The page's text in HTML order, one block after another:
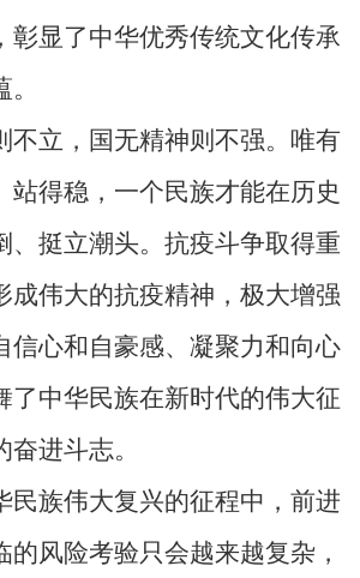
彰显了中华优秀传统文化传承
立，国无精神则不强。唯有
站得稳，一个民族才能在历史
、挺立潮头。抗疫斗争取得重
成伟大的抗疫精神，极大增强
信心和自豪感、凝聚力和向心
了中华民族在新时代的伟大征
进斗志。
族伟大复兴的征程中，前进
的风险考验只会越来越复杂，